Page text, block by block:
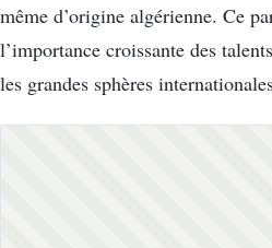
même d’origine algérienne. Ce
l’importance croissante des
les grandes sphères